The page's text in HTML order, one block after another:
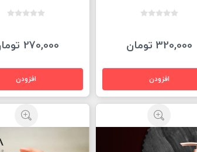
320,000 تومان 270,000 تومان